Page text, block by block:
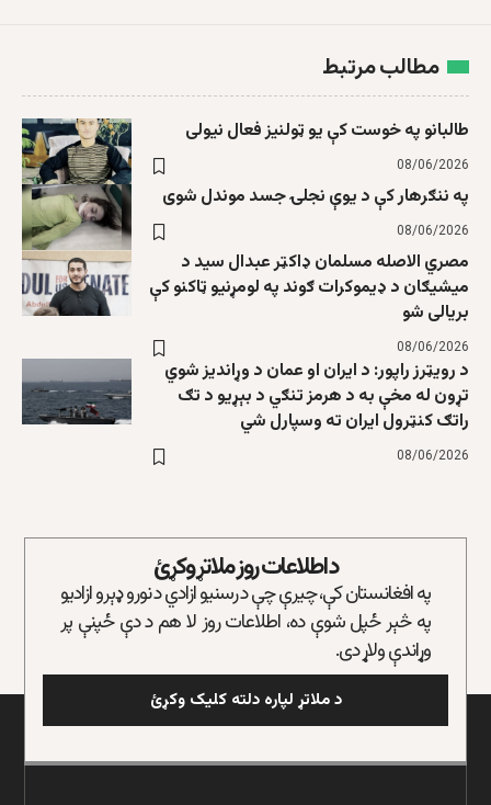
مطالب مرتبط
طالبانو په خوست کې یو ټولنیز فعال نیولی
08/06/2026
په ننګرهار کې د یوې نجلۍ جسد موندل شوی
08/06/2026
مصري الاصله مسلمان ډاکټر عبدال سید د
میشیګان د ډیموکرات ګوند په لومړنیو ټاکنو کې
بریالی شو
08/06/2026
د رویټرز راپور: د ایران او عمان د وړاندیز شوي
تړون له مخې به د هرمز تنګي د بېړیو د تګ
راتګ کنټرول ایران ته وسپارل شي
08/06/2026
د اطلاعات روز ملاتړ وکړئ
په افغانستان کې، چیرې چې د رسنیو ازادي د نورو ډېرو ازادیو
په څېر ځپل شوې ده، اطلاعات روز لا هم د دې ځپنې پر
وړاندې ولاړ دی.
د ملاتړ لپاره دلته کلیک وکړئ